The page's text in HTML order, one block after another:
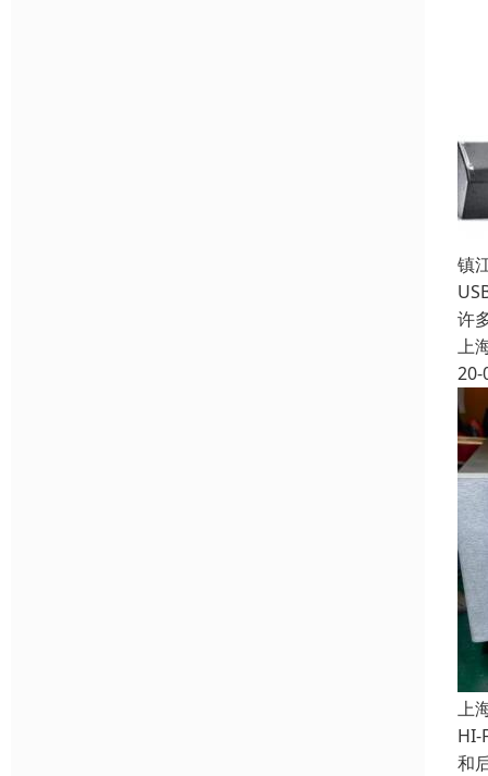
镇
许
上
20-
上
HI-
和